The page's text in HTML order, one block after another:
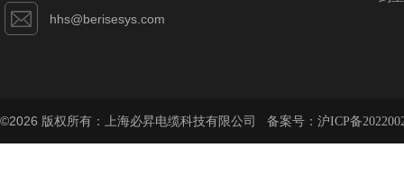
hhs@berisesys.com
©2026 版权所有：上海必昇电缆科技有限公司 备案号： 沪ICP备